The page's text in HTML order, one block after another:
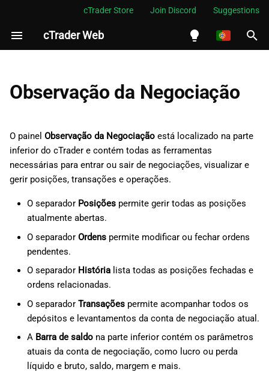
cTrader Store Join Discord Suggestions
cTrader Web
Español
العربية
Indonesia
한국어
Deutsch
Français
Italiano
I
a
l
Saldo
Informação da posição
Cronologia da posição
Proteção avançada da
posição
Take profit avançado
Stop loss avançado
Modificar uma posição
Inverter e duplicar posição
Ordens
Observação da Negociação
O painel Observação da Negociação está localizado na parte
inferior do cTrader e contém todas as ferramentas
necessárias para entrar ou sair de negociações, visualizar e
gerir posições, transações e operações.
O separador Posiçõespermite gerir todas as posições
atualmente abertas.
O separador Ordenspermite modificar ou fechar ordens
pendentes.
O separador Histórialista todas as posições fechadas e
ordens relacionadas.
O separador Transaçõespermite acompanhar todos os
depósitos e levantamentos da conta de negociação atual.
A Barra de saldona parte inferior contém os parâmetros
atuais da conta de negociação, como lucro ou perda
líquido e bruto, saldo, margem e mais.